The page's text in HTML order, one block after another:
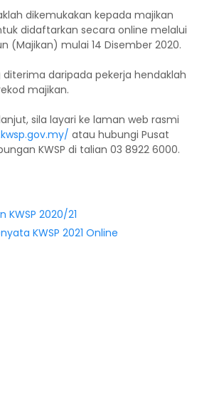
dikemukakan kepada majikan
didaftarkan secara online melalui
(Majikan) mulai 14 Disember 2020.
diterima daripada pekerja hendaklah
majikan.
sila layari ke laman web rasmi
atau hubungi Pusat
KWSP di talian 03 8922 6000.
KWSP 2020/21
KWSP 2021 Online